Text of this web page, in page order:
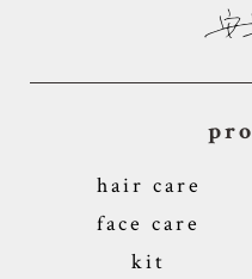
hair care
face care
kit